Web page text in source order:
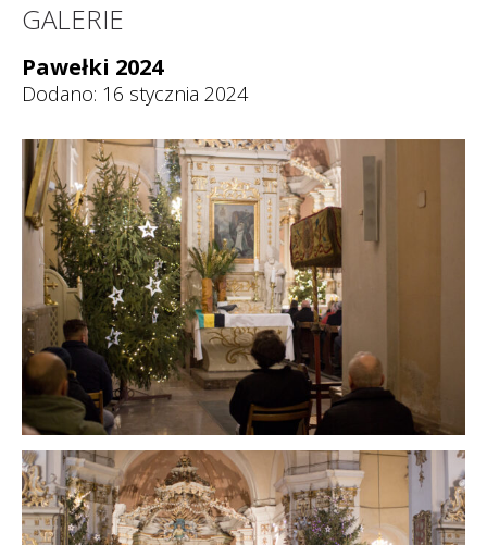
GALERIE
Pawełki 2024
Dodano: 16 stycznia 2024